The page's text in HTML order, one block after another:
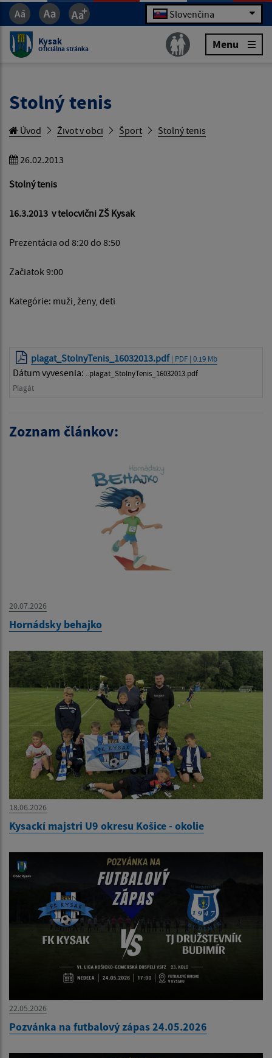
Slovenčina
Kysak
Oficiálna stránka Menu
Stolný tenis
Úvod Život v obci Šport Stolný tenis
26.02.2013
Stolný tenis
16.3.2013 v telocvični ZŠ Kysak
Prezentácia od 8:20 do 8:50
Začiatok 9:00
Kategórie: muži, ženy, deti
plagat_StolnyTenis_16032013.pdf | PDF | 0.19 Mb
Dátum vyvesenia:
..plagat_StolnyTenis_16032013.pdf
Plagát
Zoznam článkov:
20.07.2026
Hornádsky behajko
18.06.2026
Kysackí majstri U9 okresu Košice - okolie
22.05.2026
Pozvánka na futbalový zápas 24.05.2026